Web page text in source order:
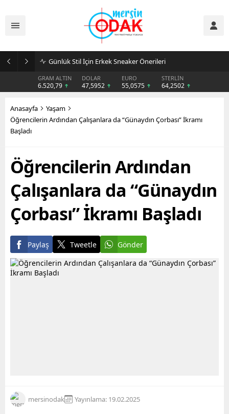
Günlük Stil İçin Erkek Sneaker Önerileri
GRAM ALTIN
6.520,79
DOLAR
47,5952
EURO
55,0575
STERLİN
64,2502
Anasayfa
Yaşam
Öğrencilerin Ardından Çalışanlara da “Günaydın Çorbası” İkramı
Başladı
Öğrencilerin Ardından
Çalışanlara da “Günaydın
Çorbası” İkramı Başladı
Paylaş Tweetle Gönder
mersinodak Yayınlama: 19.02.2025